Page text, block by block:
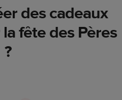
des cadeaux
fête des Pères
?